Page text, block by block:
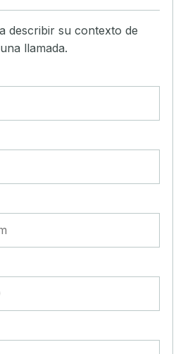
describir su contexto de
llamada.